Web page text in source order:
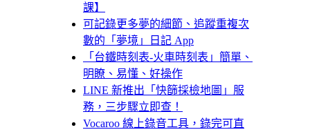
課】
可記錄更多夢的細節、追蹤重複次
數的「夢境」日記 App
「台鐵時刻表-火車時刻表」簡單、
明瞭、易懂、好操作
LINE 新推出「快篩採檢地圖」服
務，三步驟立即查！
Vocaroo 線上錄音工具，錄完可直